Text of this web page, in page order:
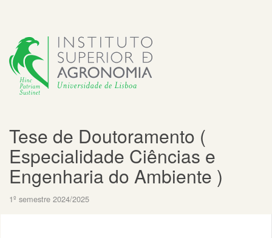
Tese de Doutoramento (
Especialidade Ciências e
Engenharia do Ambiente )
1º semestre 2024/2025